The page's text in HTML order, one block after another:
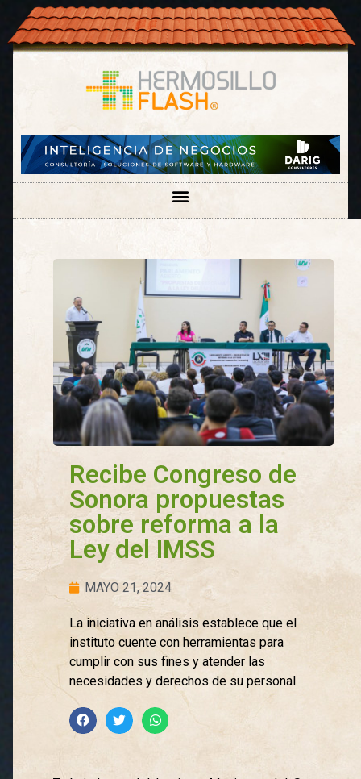
Recibe Congreso de
Sonora propuestas
sobre reforma a la
Ley del IMSS
MAYO 21, 2024
La iniciativa en análisis establece que el
instituto cuente con herramientas para
cumplir con sus fines y atender las
necesidades y derechos de su personal